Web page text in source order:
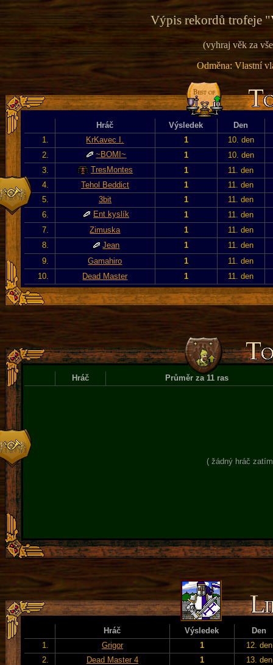
Výpis rekordů trofeje "
(vyhraj věk za
Odměna: Vlastní
Hráč Výsledek
Den
1.
KrKavec I. 1
10. den
2.
~BOMI~ 1
10. den
3.
TresMontes 1
11. den
4.
Tehol Beddict 1
11. den
5.
3bit 1
11. den
6.
Ent kyslík 1
11. den
7.
Zimuska 1
11. den
8.
Jean 1
11. den
9.
Gamahiro 1
11. den
10.
Dead Master 1 11. den
Hráč Průměr za 11 ras
( žádný hráč
Hráč Výsledek
Den
1.
Grigor 1
12. den
2.
Dead Master 4 1
13. den